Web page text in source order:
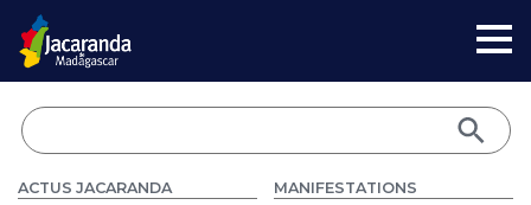
ACTUS JACARANDA
MANIFESTATIONS